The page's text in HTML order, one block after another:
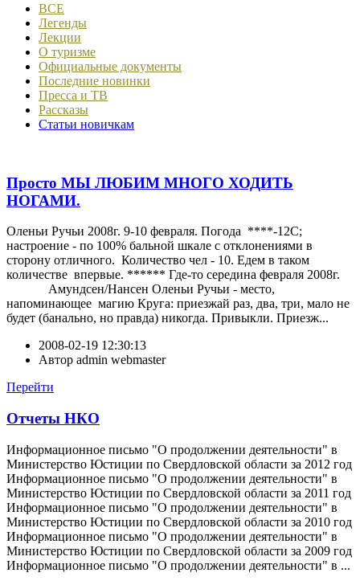
ВСЕ
Легенды
Лекции
О туризме
Официальные документы
Последние новинки
Пресса и ТВ
Рассказы
Статьи новичкам
Просто МЫ ЛЮБИМ МНОГО ХОДИТЬ
НОГАМИ.
Оленьи Ручьи 2008г. 9-10 февраля. Погода ****-12С;
настроение - по 100% бальной шкале с отклонениями в
сторону отличного. Количество чел - 10. Едем в таком
количестве впервые. ****** Где-то середина февраля 2008г.
Амундсен/Нансен Оленьи Ручьи - место,
напоминающее магию Круга: приезжай раз, два, три, мало не
будет (банально, но правда) никогда. Привыкли. Приезж...
2008-02-19 12:30:13
Автор admin webmaster
Перейти
Отчеты НКО
Информационное письмо "О продолжении деятельности" в
Министерство Юстиции по Свердловской области за 2012 год
Информационное письмо "О продолжении деятельности" в
Министерство Юстиции по Свердловской области за 2011 год
Информационное письмо "О продолжении деятельности" в
Министерство Юстиции по Свердловской области за 2010 год
Информационное письмо "О продолжении деятельности" в
Министерство Юстиции по Свердловской области за 2009 год
Информационное письмо "О продолжении деятельности" в ...